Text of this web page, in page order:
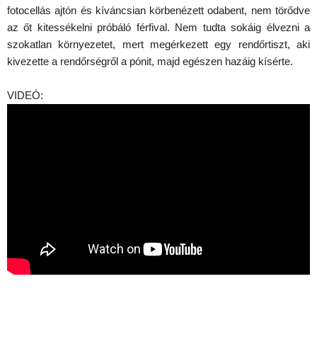
fotocellás ajtón és kíváncsian körbenézett odabent, nem törődve
az őt kitessékelni próbáló férfival. Nem tudta sokáig élvezni a
szokatlan környezetet, mert megérkezett egy rendőrtiszt, aki
kivezette a rendőrségről a pónit, majd egészen hazáig kísérte.
VIDEÓ: